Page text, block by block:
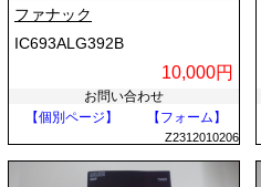
ファナック
IC693ALG392B
10,000円
お問い合わせ
【個別ページ】
【フォーム】
Z2312010206